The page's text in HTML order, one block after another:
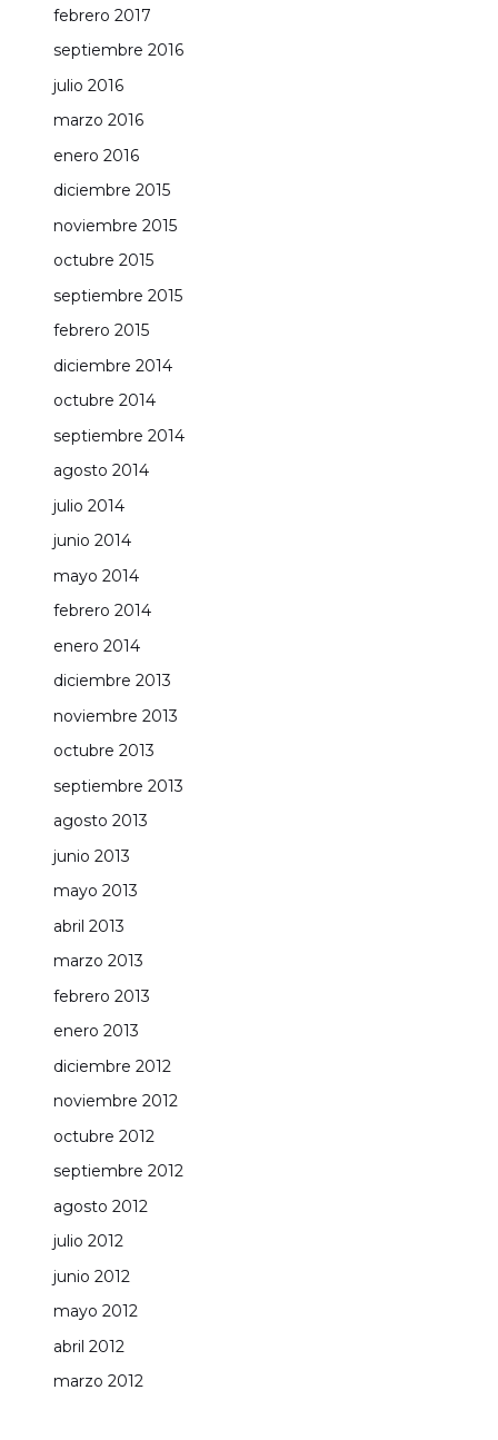
febrero 2017
septiembre 2016
julio 2016
marzo 2016
enero 2016
diciembre 2015
noviembre 2015
octubre 2015
septiembre 2015
febrero 2015
diciembre 2014
octubre 2014
septiembre 2014
agosto 2014
julio 2014
junio 2014
mayo 2014
febrero 2014
enero 2014
diciembre 2013
noviembre 2013
octubre 2013
septiembre 2013
agosto 2013
junio 2013
mayo 2013
abril 2013
marzo 2013
febrero 2013
enero 2013
diciembre 2012
noviembre 2012
octubre 2012
septiembre 2012
agosto 2012
julio 2012
junio 2012
mayo 2012
abril 2012
marzo 2012